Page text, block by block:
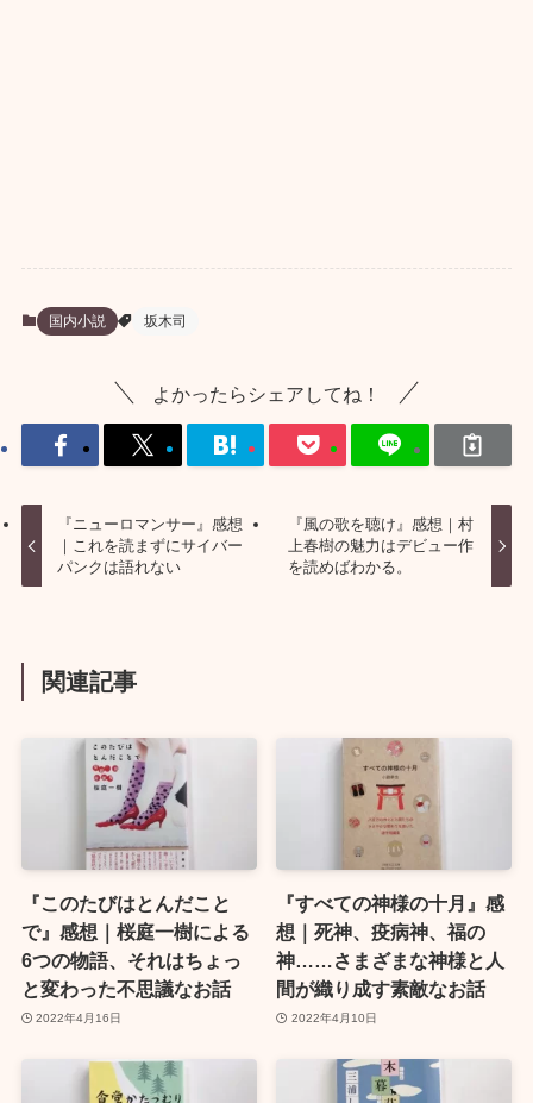
国内小説 坂木司
よかったらシェアしてね！
『ニューロマンサー』感想
｜これを読まずにサイバー
パンクは語れない
『風の歌を聴け』感想｜村
上春樹の魅力はデビュー作
を読めばわかる。
関連記事
『このたびはとんだこと
で』感想｜桜庭一樹による
6つの物語、それはちょっ
と変わった不思議なお話
2022年4月16日
『すべての神様の十月』感
想｜死神、疫病神、福の
神……さまざまな神様と人
間が織り成す素敵なお話
2022年4月10日